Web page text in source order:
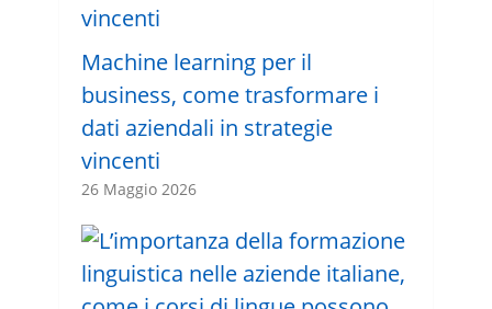
Machine learning per il
business, come trasformare i
dati aziendali in strategie
vincenti
26 Maggio 2026